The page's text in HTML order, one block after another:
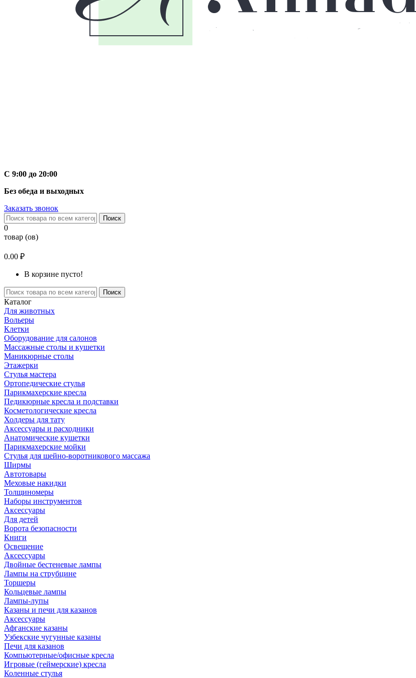
С 9:00 до 20:00
Без обеда и выходных
Заказать звонок
Поиск
0
товар (ов)
0.00 ₽
В корзине пусто!
Поиск
Каталог
Для животных
Вольеры
Клетки
Оборудование для салонов
Массажные столы и кушетки
Маникюрные столы
Этажерки
Стулья мастера
Ортопедические стулья
Парикмахерские кресла
Педикюрные кресла и подставки
Косметологические кресла
Холдеры для тату
Аксессуары и расходники
Анатомические кушетки
Парикмахерские мойки
Стулья для шейно-воротникового массажа
Ширмы
Автотовары
Меховые накидки
Толщиномеры
Наборы инструментов
Аксессуары
Для детей
Ворота безопасности
Книги
Освещение
Аксессуары
Двойные бестеневые лампы
Лампы на струбцине
Торшеры
Кольцевые лампы
Лампы-лупы
Казаны и печи для казанов
Аксессуары
Афганские казаны
Узбекские чугунные казаны
Печи для казанов
Компьютерные/офисные кресла
Игровые (геймерские) кресла
Коленные стулья